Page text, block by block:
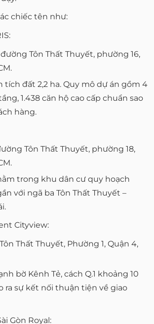
chiếc tên như:
Tôn Thất Thuyết, phường 16,
tích đất 2,2 ha. Quy mô dự án gồm 4
1.438 căn hộ cao cấp chuẩn sao
hàng.
Tôn Thất Thuyết, phường 18,
trong khu dân cư quy hoạch
với ngã ba Tôn Thất Thuyết –
Cityview:
Thất Thuyết, Phường 1, Quận 4,
bờ Kênh Tẻ, cách Q.1 khoảng 10
ra sự kết nối thuận tiện về giao
Gòn Royal: